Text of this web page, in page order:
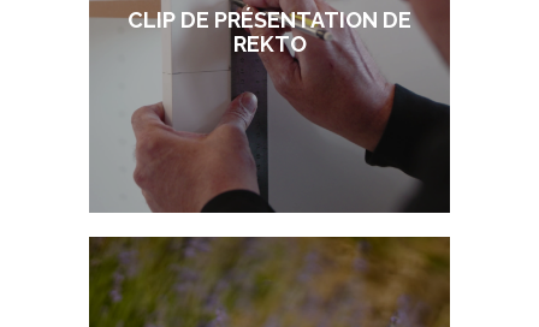
CLIP DE PRÉSENTATION DE
REKTO